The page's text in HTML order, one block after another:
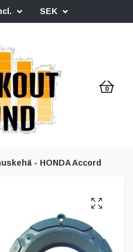
SEK
0
- HONDA Accord